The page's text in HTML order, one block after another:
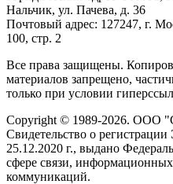
Нальчик, ул. Пачева, д. 36
Почтовый адрес: 127247, г.
100, стр. 2
Все права защищены.
материалов запрещено,
только при условии
Copyright © 1989-2026. ООО
Свидетельство о
25.12.2020 г., выдано
сфере связи,
коммуникаций.